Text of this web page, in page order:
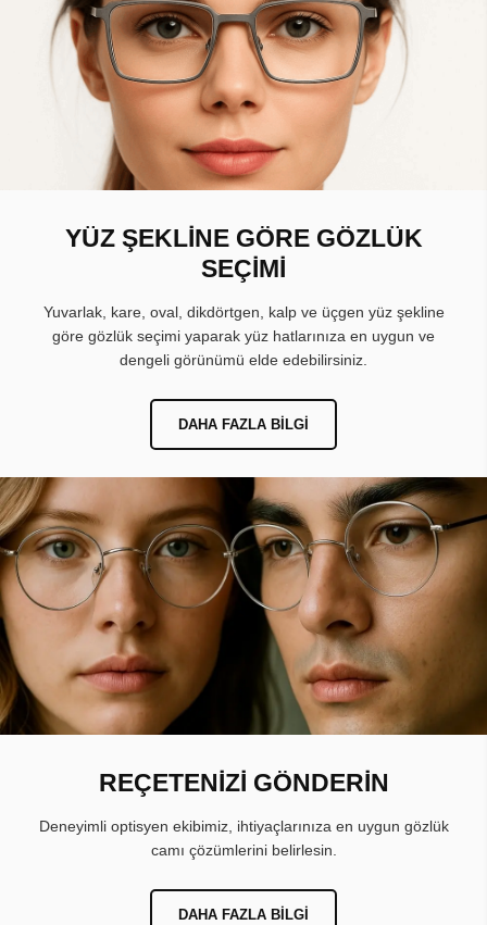
YÜZ ŞEKLİNE GÖRE GÖZLÜK
SEÇİMİ
Yuvarlak, kare, oval, dikdörtgen, kalp ve üçgen yüz şekline
göre gözlük seçimi yaparak yüz hatlarınıza en uygun ve
dengeli görünümü elde edebilirsiniz.
DAHA FAZLA BILGI
REÇETENİZİ GÖNDERİN
Deneyimli optisyen ekibimiz, ihtiyaçlarınıza en uygun gözlük
camı çözümlerini belirlesin.
DAHA FAZLA BILGI